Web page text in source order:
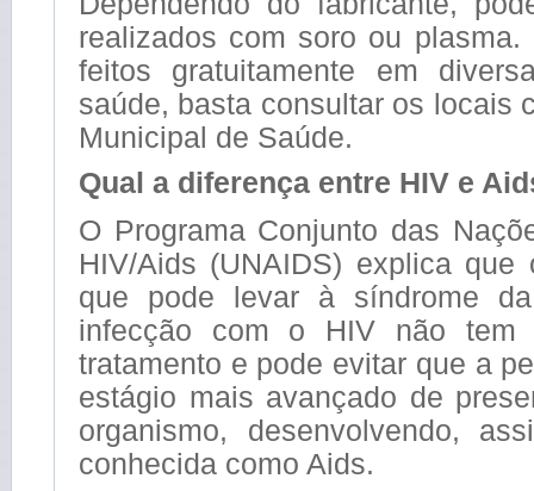
realizados com soro ou
feitos gratuitamente em
saúde, basta consultar os locais
Municipal de Saúde.
Qual a diferença entre HIV e
O Programa Conjunto das
HIV/Aids (UNAIDS) explica
que pode levar à síndrome
infecção com o HIV não tem
tratamento e pode evitar que a
estágio mais avançado de
organismo, desenvolvendo,
conhecida como Aids.